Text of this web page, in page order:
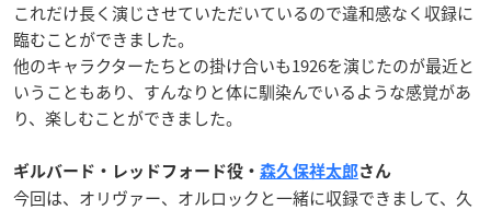
これだけ長く演じさせていただいているので違和感なく収録に
臨むことができました。
他のキャラクターたちとの掛け合いも1926を演じたのが最近と
いうこともあり、すんなりと体に馴染んでいるような感覚があ
り、楽しむことができました。
ギルバード・レッドフォード役・ 森久保祥太郎さん
今回は、オリヴァー、オルロックと一緒に収録できまして、久